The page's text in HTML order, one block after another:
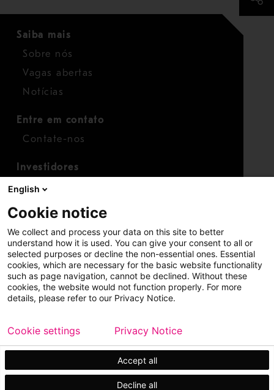
Saiba mais
Sobre nós
Vagas abertas
Notícias
Entre em contato
Contate-nos
Investidores
Calendário para investidores
Finanças
Aviso legal
Política de privacidade
Marcas registradas
English
Cookie notice
We collect and process your data on this site to better
understand how it is used. You can give your consent to all or
selected purposes or decline the non-essential ones. Essential
cookies, which are necessary for the basic website functionality
such as page navigation, cannot be declined. Without these
cookies, the website would not function properly. For more
details, please refer to our Privacy Notice.
Accept all
Decline all
Cookie settings Privacy Notice